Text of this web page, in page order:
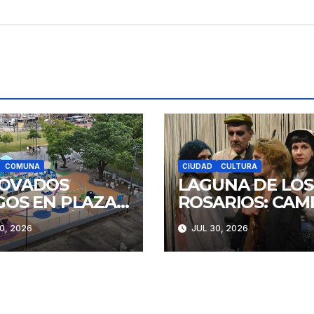
COMUNA
EN PLAZA
2026
CIUDAD CULTURA
LAGUNA DE LOS
ROSARIOS:
Y RENCOR
JUL 30, 2026